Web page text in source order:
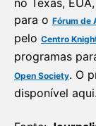
para o Fórum de
pelo Centro
programas
Open Society. O
disponível aqui.